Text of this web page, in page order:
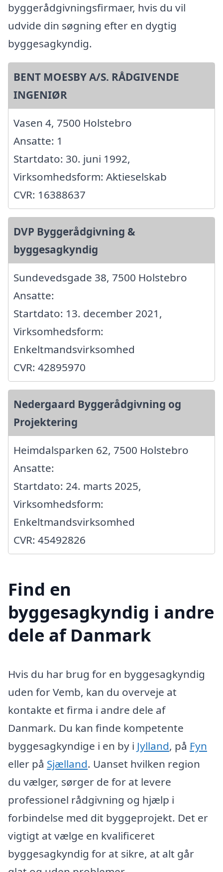
byggerådgivningsfirmaer, hvis du vil
udvide din søgning efter en dygtig
byggesagkyndig.
BENT MOESBY A/S. RÅDGIVENDE
INGENIØR
Vasen 4, 7500 Holstebro
Ansatte: 1
Startdato: 30. juni 1992,
Virksomhedsform: Aktieselskab
CVR: 16388637
DVP Byggerådgivning &
byggesagkyndig
Sundevedsgade 38, 7500 Holstebro
Ansatte:
Startdato: 13. december 2021,
Virksomhedsform:
Enkeltmandsvirksomhed
CVR: 42895970
Nedergaard Byggerådgivning og
Projektering
Heimdalsparken 62, 7500 Holstebro
Ansatte:
Startdato: 24. marts 2025,
Virksomhedsform:
Enkeltmandsvirksomhed
CVR: 45492826
Find en
byggesagkyndig i andre
dele af Danmark
Hvis du har brug for en byggesagkyndig
uden for Vemb, kan du overveje at
kontakte et firma i andre dele af
Danmark. Du kan finde kompetente
byggesagkyndige i en by i Jylland, på Fyn
eller på Sjælland. Uanset hvilken region
du vælger, sørger de for at levere
professionel rådgivning og hjælp i
forbindelse med dit byggeprojekt. Det er
vigtigt at vælge en kvalificeret
byggesagkyndig for at sikre, at alt går